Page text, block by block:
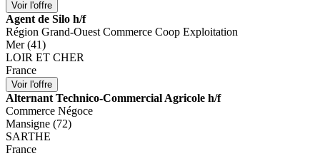
Agent de Silo h/f
Région Grand-Ouest Commerce Coop Exploitation
Mer (41)
LOIR ET CHER
France
Alternant Technico-Commercial Agricole h/f
Commerce Négoce
Mansigne (72)
SARTHE
France